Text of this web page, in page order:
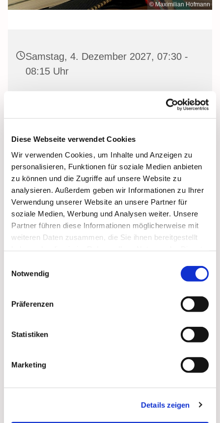
Diese Webseite verwendet Cookies
Wir verwenden Cookies, um Inhalte und Anzeigen zu
personalisieren, Funktionen für soziale Medien anbieten
zu können und die Zugriffe auf unsere Website zu
analysieren. Außerdem geben wir Informationen zu Ihrer
Verwendung unserer Website an unsere Partner für
soziale Medien, Werbung und Analysen weiter. Unsere
Partner führen diese Informationen möglicherweise mit
weiteren Daten zusammen, die Sie ihnen bereitgestellt
Notwendig
Präferenzen
Statistiken
Marketing
Details zeigen
© Maximilian Hofmann
Samstag, 4. Dezember 2027, 07:30 -
08:15 Uhr
Heilige Dreifaltigkeit Kirche, Stralsund,
Gemeinsam beten wir dasInvitatorium, die
Lesehoreund dieLaudes. Dazu hören wir das
Tagesevangelium und verbleiben in 15 Minuten stiller
Meditation.
Mitbeten empfehlen wir stundengebet.de
iOS